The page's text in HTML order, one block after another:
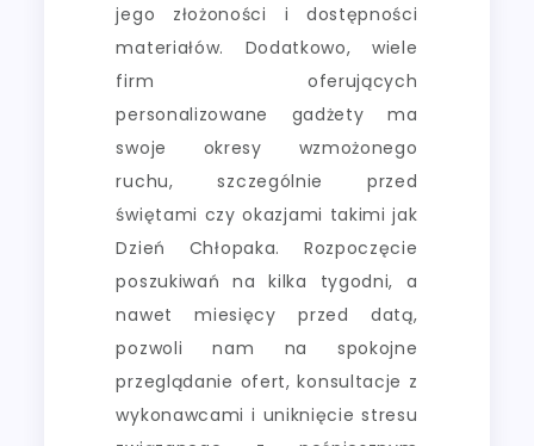
jego złożoności i dostępności
materiałów. Dodatkowo, wiele
firm oferujących
personalizowane gadżety ma
swoje okresy wzmożonego
ruchu, szczególnie przed
świętami czy okazjami takimi jak
Dzień Chłopaka. Rozpoczęcie
poszukiwań na kilka tygodni, a
nawet miesięcy przed datą,
pozwoli nam na spokojne
przeglądanie ofert, konsultacje z
wykonawcami i uniknięcie stresu